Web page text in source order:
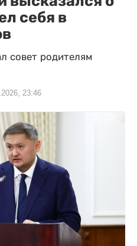
себя в
совет родителям
23:46